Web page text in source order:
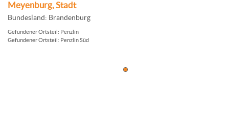
Meyenburg, Stadt
Bundesland: Brandenburg
Gefundener Ortsteil: Penzlin
Gefundener Ortsteil: Penzlin Süd